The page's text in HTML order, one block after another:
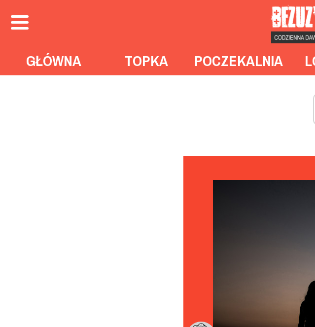
GŁÓWNA TOPKA POCZEKALNIA